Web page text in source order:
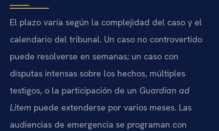
El plazo varía según la complejidad del caso y el
calendario del tribunal. Un caso no controvertido
puede resolverse en semanas; un caso con
disputas intensas sobre los hechos, múltiples
testigos, o la participación de un Guardian ad
Litem puede extenderse por varios meses. Las
audiencias de emergencia se programan con